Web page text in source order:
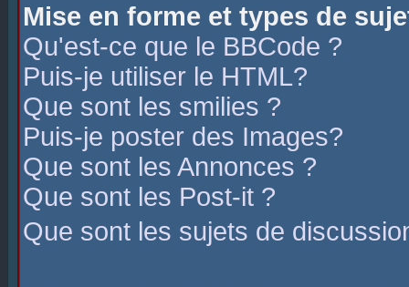
Mise en forme et types de
Qu'est-ce que le BBCode ?
Puis-je utiliser le HTML?
Que sont les smilies ?
Puis-je poster des Images?
Que sont les Annonces ?
Que sont les Post-it ?
Que sont les sujets de